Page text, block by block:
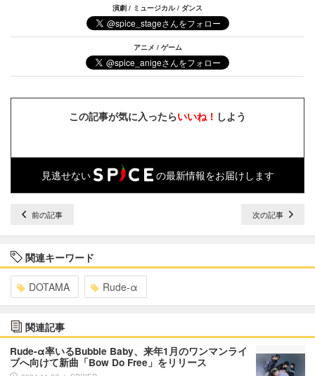
演劇 / ミュージカル / ダンス
アニメ / ゲーム
この記事が気に入ったらいいね！ しよう
見逃せない の最新情報をお届けします
前の記事 次の記事
関連キーワード
DOTAMA Rude-α
関連記事
Rude-α率いるBubble Baby、来年1月のワンマンライ
ブへ向けて新曲「Bow Do Free」をリリース